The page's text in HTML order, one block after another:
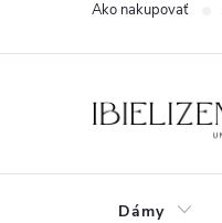
Ako nakupovať
Dámy